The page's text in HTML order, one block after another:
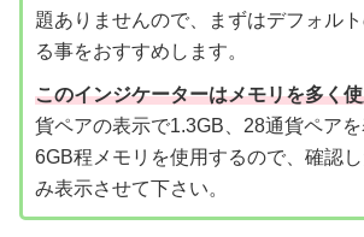
題ありませんので、まずはデフォル
る事をおすすめします。
このインジケーターはメモリを多く
貨ペアの表示で1.3GB、28通貨ペア
6GB程メモリを使用するので、確認
み表示させて下さい。